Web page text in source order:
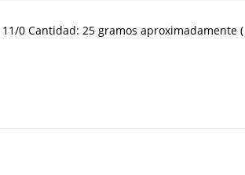
0 Cantidad: 25 gramos